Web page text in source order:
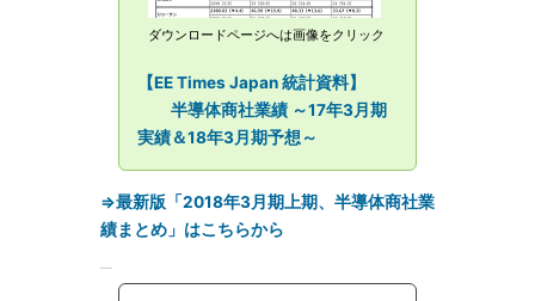
ダウンロードページへは画像をクリック
【EE Times Japan 統計資料】
半導体商社業績 ～17年3月期
実績＆18年3月期予想～
⇒最新版「2018年3月期上期、半導体商社業
績まとめ」はこちらから